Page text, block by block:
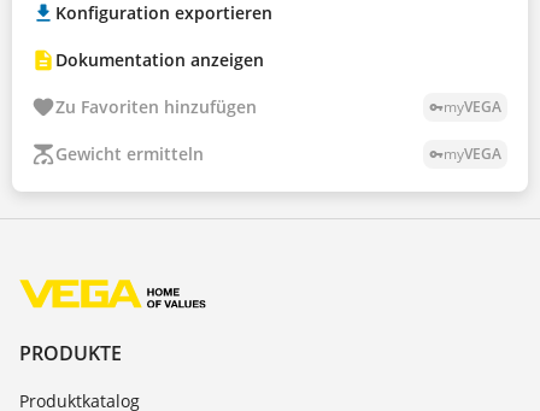
Konfiguration exportieren
Dokumentation anzeigen
Zu Favoriten hinzufügen vpn_keymyVEGA
Gewicht ermitteln vpn_keymyVEGA
PRODUKTE
Produktkatalog